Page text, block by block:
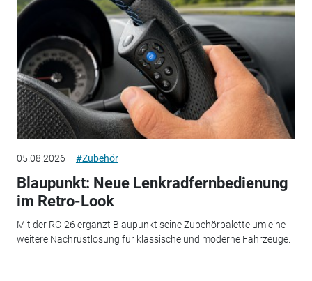
05.08.2026 #Zubehör
Blaupunkt: Neue Lenkradfernbedienung
im Retro-Look
Mit der RC-26 ergänzt Blaupunkt seine Zubehörpalette um eine
weitere Nachrüstlösung für klassische und moderne Fahrzeuge.